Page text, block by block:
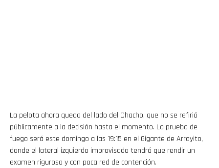
La pelota ahora queda del lado del Chacho, que no se refirió
públicamente a la decisión hasta el momento. La prueba de
fuego será este domingo a las 19:15 en el Gigante de Arroyito,
donde el lateral izquierdo improvisado tendrá que rendir un
examen riguroso y con poca red de contención.